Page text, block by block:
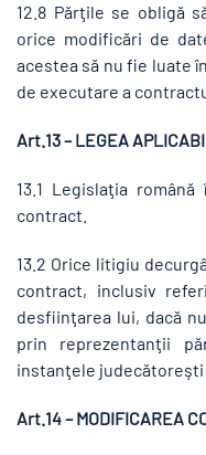
12.8 Părţile se obligă
orice modificări de
acestea să nu fie luate
de executare a
Art.13 – LEGEA
13.1 Legislaţia
contract.
13.2 Orice litigiu
contract, inclusiv
desfiinţarea lui, dacă
prin reprezentanţii
instanţele judecătoreşti
Art.14 – MODIFICAREA